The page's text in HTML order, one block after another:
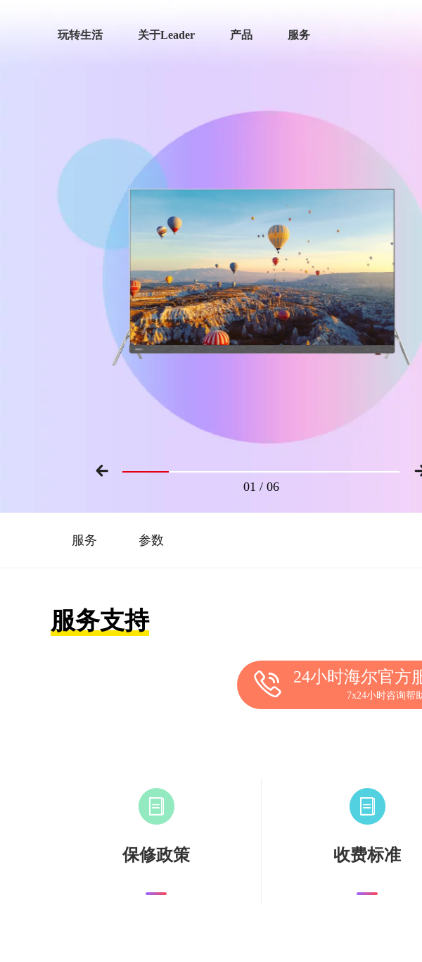
玩转生活 关于Leader 产品 服务
01 / 06
服务 参数
服务支持
24小时海尔官方
7x24小时咨询帮
保修政策 收费标准